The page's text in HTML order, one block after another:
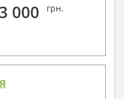
3 000 грн.